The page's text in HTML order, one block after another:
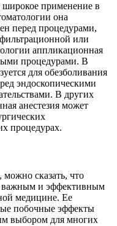
широкое применение в
она
перед процедурами,
или
аппликационная
процедурами. В
для обезболивания
эндоскопическими
В других
анестезия может
процедурах.
сказать, что
важным и эффективным
медицине. Ее
побочные эффекты
выбором для многих